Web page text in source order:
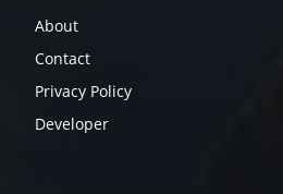
About
Contact
Privacy Policy
Developer